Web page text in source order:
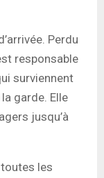
Perdu
responsable
surviennent
garde. Elle
jusqu’à
les